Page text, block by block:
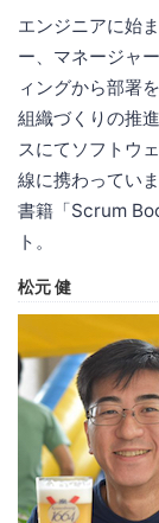
エンジニアに始
ー、マネージャ
ィングから部署
組織づくりの推
スにてソフトウ
線に携わっていま
書籍「Scrum
ト。
松元 健